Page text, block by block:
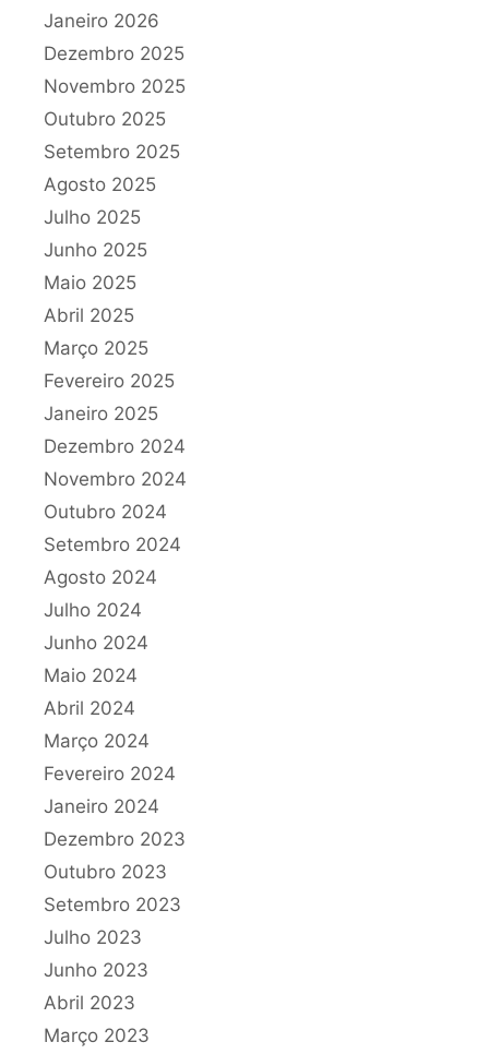
Janeiro 2026
Dezembro 2025
Novembro 2025
Outubro 2025
Setembro 2025
Agosto 2025
Julho 2025
Junho 2025
Maio 2025
Abril 2025
Março 2025
Fevereiro 2025
Janeiro 2025
Dezembro 2024
Novembro 2024
Outubro 2024
Setembro 2024
Agosto 2024
Julho 2024
Junho 2024
Maio 2024
Abril 2024
Março 2024
Fevereiro 2024
Janeiro 2024
Dezembro 2023
Outubro 2023
Setembro 2023
Julho 2023
Junho 2023
Abril 2023
Março 2023